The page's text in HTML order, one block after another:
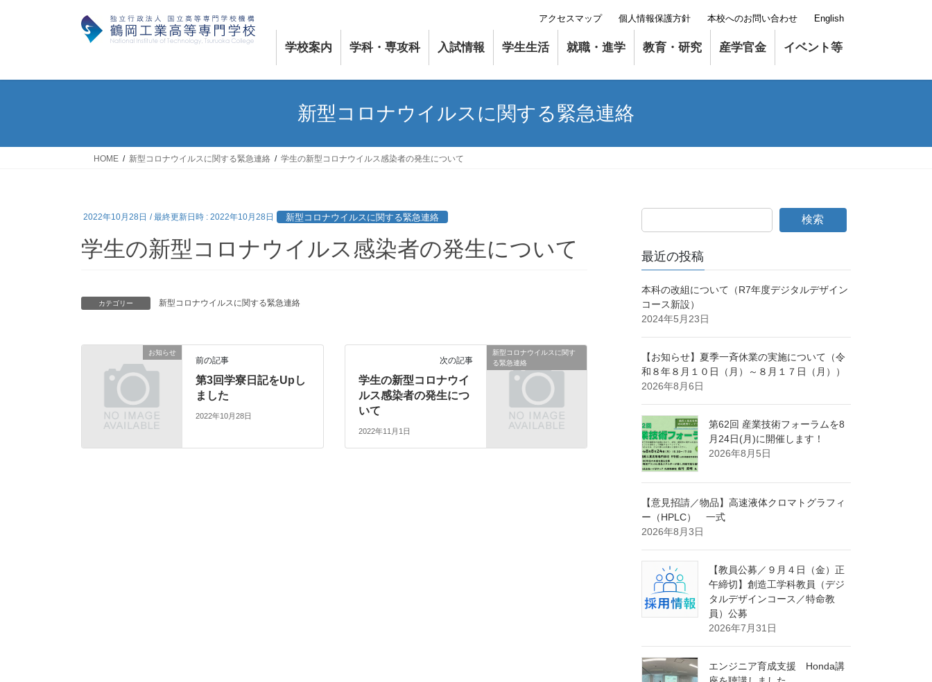
アクセスマップ 個人情報保護方針 本校へのお問い合わせ English
学校案内 学科・専攻科 入試情報 学生生活 就職・進学 教育・研究 産学官金 イベント等
新型コロナウイルスに関する緊急連絡
HOME 新型コロナウイルスに関する緊急連絡 学生の新型コロナウイルス感染者の発生について
2022年10月28日 / 最終更新日時 : 2022年10月28日 新型コロナウイルスに関する緊急連絡
学生の新型コロナウイルス感染者の発生について
カテゴリー 新型コロナウイルスに関する緊急連絡
お知らせ
前の記事
第3回学寮日記をUpし
ました
2022年10月28日
新型コロナウイルスに関す
る緊急連絡
次の記事
学生の新型コロナウイ
ルス感染者の発生につ
いて
2022年11月1日
検索
最近の投稿
本科の改組について（R7年度デジタルデザイン
コース新設）
2024年5月23日
【お知らせ】夏季一斉休業の実施について（令
和８年８月１０日（月）～８月１７日（月））
2026年8月6日
第62回 産業技術フォーラムを8
月24日(月)に開催します！
2026年8月5日
【意見招請／物品】高速液体クロマトグラフィ
ー（HPLC） 一式
2026年8月3日
【教員公募／９月４日（金）正
午締切】創造工学科教員（デジ
タルデザインコース／特命教
員）公募
2026年7月31日
エンジニア育成支援 Honda講